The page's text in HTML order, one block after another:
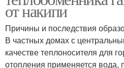
от накипи
Причины и последствия
В частных домах с
качестве теплоносителя для
отопления применяется